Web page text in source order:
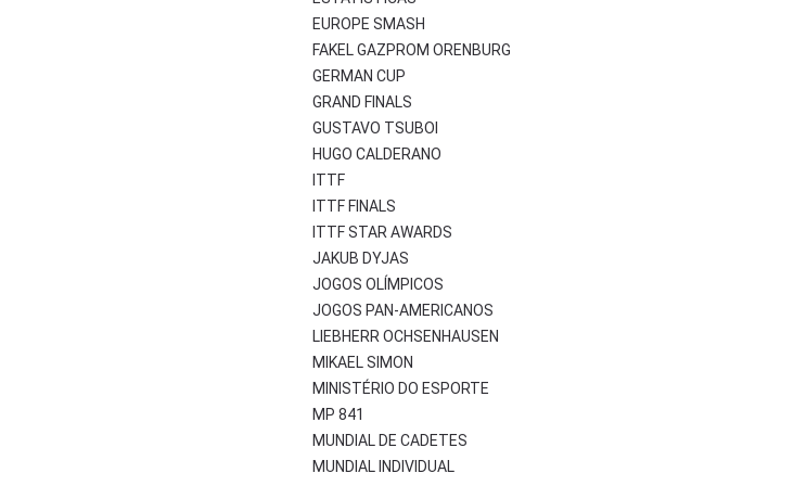
EUROPE SMASH
FAKEL GAZPROM ORENBURG
GERMAN CUP
GRAND FINALS
GUSTAVO TSUBOI
HUGO CALDERANO
ITTF
ITTF FINALS
ITTF STAR AWARDS
JAKUB DYJAS
JOGOS OLÍMPICOS
JOGOS PAN-AMERICANOS
LIEBHERR OCHSENHAUSEN
MIKAEL SIMON
MINISTÉRIO DO ESPORTE
MP 841
MUNDIAL DE CADETES
MUNDIAL INDIVIDUAL